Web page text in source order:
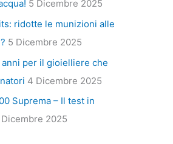
5 Dicembre 2025
ridotte le munizioni alle
5 Dicembre 2025
anni per il gioielliere che
4 Dicembre 2025
Suprema – Il test in
2025